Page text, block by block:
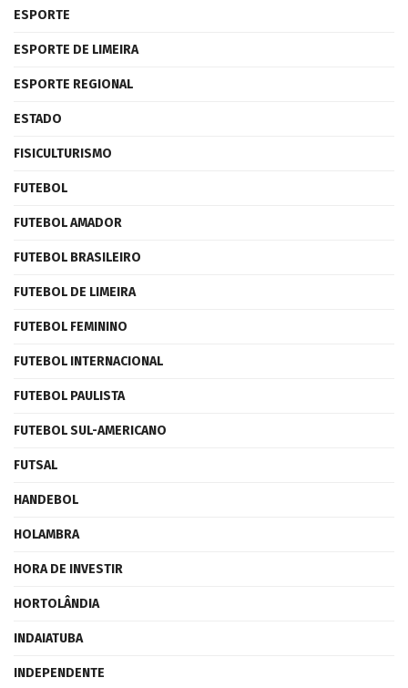
ESPORTE
ESPORTE DE LIMEIRA
ESPORTE REGIONAL
ESTADO
FISICULTURISMO
FUTEBOL
FUTEBOL AMADOR
FUTEBOL BRASILEIRO
FUTEBOL DE LIMEIRA
FUTEBOL FEMININO
FUTEBOL INTERNACIONAL
FUTEBOL PAULISTA
FUTEBOL SUL-AMERICANO
FUTSAL
HANDEBOL
HOLAMBRA
HORA DE INVESTIR
HORTOLÂNDIA
INDAIATUBA
INDEPENDENTE